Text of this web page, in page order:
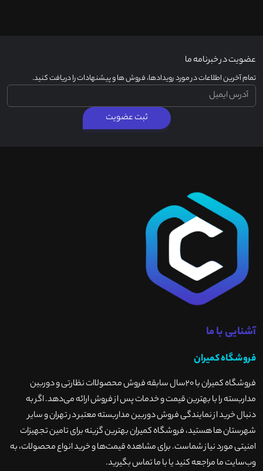
عضویت در خبرنامه ما
تمام آخرین اطلاعات در مورد رویدادها، فروش ها و پیشنهادات را دریافت کنید.
ثبت عضویت
آشنایی با ما
فروشگاه کمیران
فروشگاه کمیران با ۲۰سال سابقه فروش محصولاات نظارتی و دوربین
مداربسته را با بهترین قیمت و خدمات پس از فروش ارائه می‌دهد. اگر به
دنبال خرید از نمایندگی فروش دوربین مداربسته معتبر در تهران و سایر
شهرستان ها هستید، فروشگاه کمیران بهترین گزینه برای تامین تجهیزات
امنیتی مورد نیاز شماست. برای مشاهده قیمت‌ها و خرید انواع محصولات، به
وب‌سایت ما مراجعه کنید یا با ما تماس بگیرید.